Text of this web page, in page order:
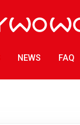
NEWS FAQ